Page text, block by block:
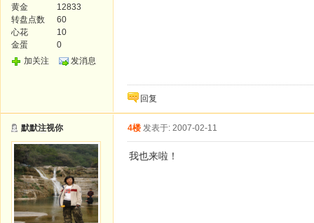
黄金
12833
转盘点数
60
心花
10
金蛋
0
加关注
发消息
回复
默默注视你 4楼 发表于: 2007-02-11
我也来啦！